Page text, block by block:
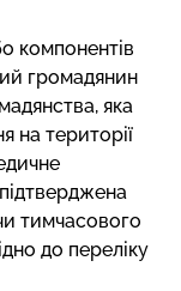
компонентів
громадянин
яка
на території
тимчасового
до переліку